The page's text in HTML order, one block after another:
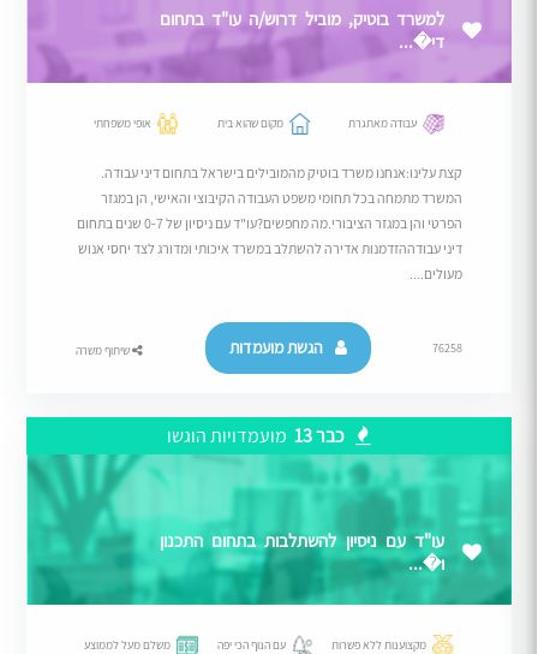
למשרד בוטיק, מוביל דרוש/ה עו"ד בתחום
די�...
עבודה מאתגרת מקום שהוא בית אופי משפחתי
קצת עלינו:אנחנו משרד בוטיק מהמובילים בישראל בתחום דיני עבודה.
המשרד מתמחה בכל תחומי משפט העבודה הקיבוצי והאישי, הן במגזר
הפרטי והן במגזר הציבורי.מה מחפשים?עו"ד עם ניסיון של 0-7 שנים בתחום
דיני עבודההזדמנות אדירה להשתלב במשרד איכותי ומדורג לצד יחסי אנוש
מעולים....
76258 הגשת מועמדות שיתוף משרה
כבר 13 מועמדויות הוגשו
עו"ד עם ניסיון להשתלבות בתחום התכנון
ו�...
מקצוענות ללא פשרות עם הנוף הכי יפה משלם מעל לממוצע